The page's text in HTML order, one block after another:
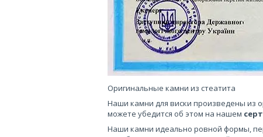
Оригинальные камни из стеатита
Наши камни для виски произведены из
можете убедится об этом на нашем
Наши камни идеально ровной формы,